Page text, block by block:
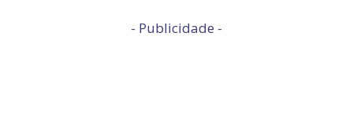
- Publicidade -